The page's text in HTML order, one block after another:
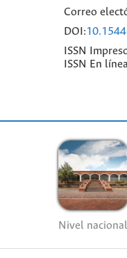
Correo
DOI:
ISSN
ISSN En
Nivel nacional